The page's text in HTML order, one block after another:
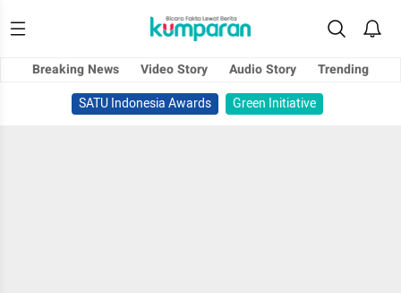
Breaking News Video Story Audio Story
Trending
SATU Indonesia Awards
Green Initiative